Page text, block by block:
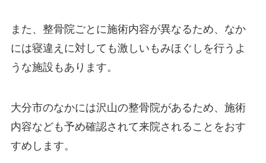
また、整骨院ごとに施術内容が異なるため、なか
には寝違えに対しても激しいもみほぐしを行うよ
うな施設もあります。
大分市のなかには沢山の整骨院があるため、施術
内容なども予め確認されて来院されることをおす
すめします。